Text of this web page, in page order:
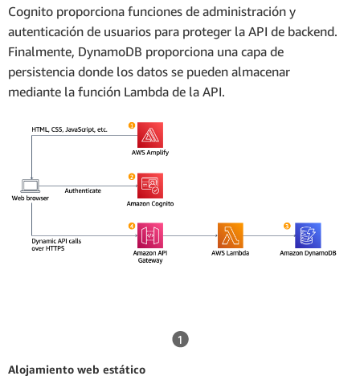
Cognito proporciona funciones de administración y
autenticación de usuarios para proteger la API de backend.
Finalmente, DynamoDB proporciona una capa de
persistencia donde los datos se pueden almacenar
mediante la función Lambda de la API.
Alojamiento web estático